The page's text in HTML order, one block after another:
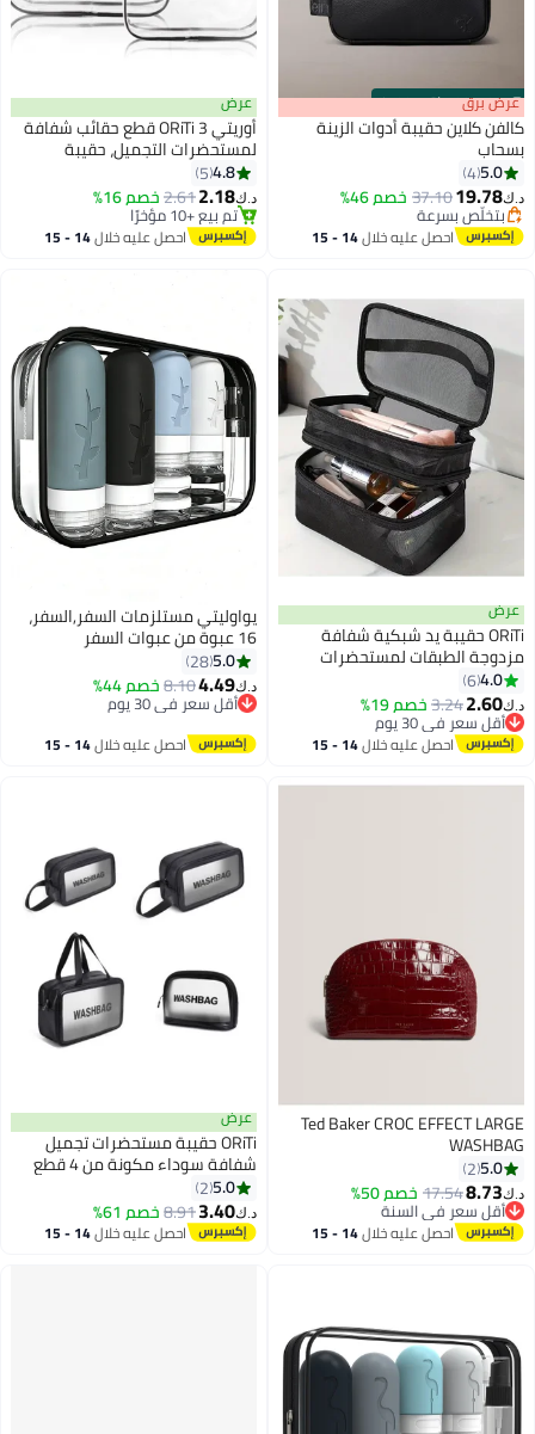
00m:00s
·باقي 100% عرض برق
كالفن كلاين حقيبة أدوات الزينة
بسحاب
5.0
4
د.ك‏19.78
37.10خصم 46%
بتخلّص بسرعة
بتخلّص بسرعةاحصل عليه خلال 14 - 15
عرض
أوريتي ORiTi 3 قطع حقائب شفافة
لمستحضرات التجميل، حقيبة
مستحضرات تجميل بلاستيكية
شفافة بسحاب من البولي فينيل
كلوريد للرحلات والسفر والحمام
والتنظيم (أسود)
4.8
5
د.ك‏2.18
2.61خصم 16%
تم بيع +10 مؤخرًا
تم بيع +10 مؤخرًااحصل عليه خلال 14 - 15
عرض
ORiTi حقيبة يد شبكية شفافة
مزدوجة الطبقات لمستحضرات
التجميل خفيفة الوزن وحقيبة سفر
متعددة الوظائف لتنظيم المكياج
4.0
6
د.ك‏2.60
3.24خصم 19%
أقل سعر في 30 يوم
أقل سعر في 30 يوماحصل عليه خلال 14 - 15
2
يواوليتي مستلزمات السفر,السفر،
16 عبوة من عبوات السفر
المصنوعة من السيليكون، عبوات
سفر من السيليكون، عبوات سائلة
قابلة لإعادة التعبئة مانعة للتسرب
(داكنة)
5.0
28
د.ك‏4.49
8.10خصم 44%
أقل سعر في 30 يوم
أقل سعر في 30 يوم
احصل عليه خلال 14 - 15
Ted Baker CROC EFFECT LARGE
WASHBAG
5.0
2
د.ك‏8.73
17.54خصم 50%
أقل سعر في السنة
أقل سعر في السنة
احصل عليه خلال 14 - 15
عرض
ORiTi حقيبة مستحضرات تجميل
شفافة سوداء مكونة من 4 قطع
5.0
2
د.ك‏3.40
8.91خصم 61%
احصل عليه خلال 14 - 15